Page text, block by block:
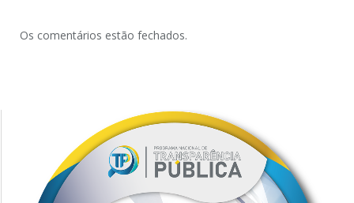
Os comentários estão fechados.